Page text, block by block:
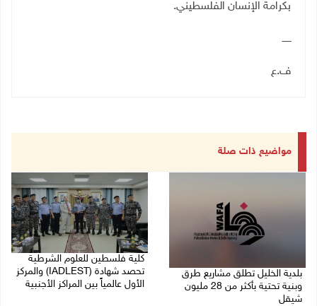
بكرامة الإنسان الفلسطيني.
ــــــ
ف.ع
مواضيع ذات صلة
بلدية الخليل تطلق مشاريع طرق
وبنية تحتية بأكثر من 28 مليون
شيقل
كلية فلسطين للعلوم الشرطية
تحصد شهادة (IADLEST) والمركز
الأول عالمياً بين المراكز الأجنبية